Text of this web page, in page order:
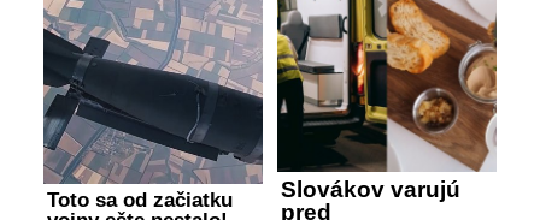
Toto sa od začiatku
Slovákov varujú
pred